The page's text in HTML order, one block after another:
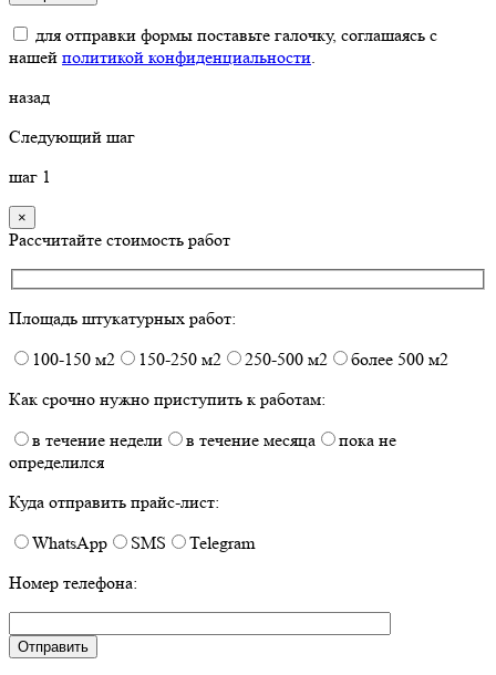
для отправки формы поставьте галочку, соглашаясь с
нашей политикой конфиденциальности
назад
Следующий шаг
шаг 1
×
Рассчитайте стоимость работ
Площадь штукатурных работ:
100-150 м2
150-250 м2 250-500 м2
более 500 м2
Как срочно нужно приступить к работам:
в течение недели
в течение месяца
пока не
определился
Куда отправить прайс-лист:
WhatsApp
SMS
Telegram
Номер телефона: